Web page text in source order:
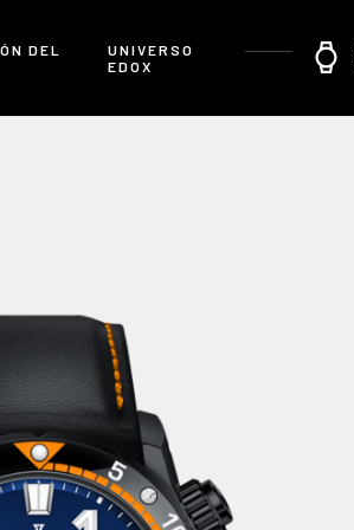
DEL
UNIVERSO
EDOX